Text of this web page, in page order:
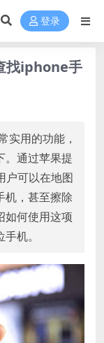
登录
找iphone手
实用的功能，
。通过苹果提
户可以在地图
机，甚至擦除
如何使用这项
机。